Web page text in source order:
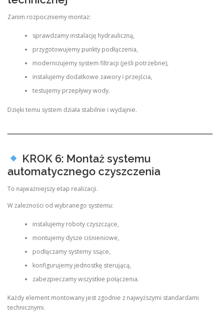
Zanim rozpoczniemy montaż:
sprawdzamy instalację hydrauliczną,
przygotowujemy punkty podłączenia,
modernizujemy system filtracji (jeśli potrzebne),
instalujemy dodatkowe zawory i przejścia,
testujemy przepływy wody.
Dzięki temu system działa stabilnie i wydajnie.
KROK 6: Montaż systemu
automatycznego czyszczenia
To najważniejszy etap realizacji.
W zależności od wybranego systemu:
instalujemy roboty czyszczące,
montujemy dysze ciśnieniowe,
podłączamy systemy ssące,
konfigurujemy jednostkę sterującą,
zabezpieczamy wszystkie połączenia.
Każdy element montowany jest zgodnie z najwyższymi standardami
technicznymi.